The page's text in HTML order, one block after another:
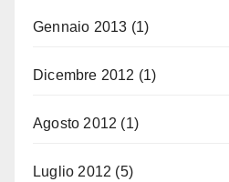
Gennaio 2013 (1)
Dicembre 2012 (1)
Agosto 2012 (1)
Luglio 2012 (5)